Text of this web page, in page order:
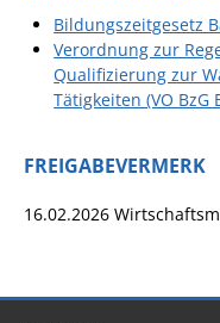
Bildungszeitgesetz
Verordnung zur
Qualifizierung zur
Tätigkeiten (VO BzG
FREIGABEVERMERK
16.02.2026